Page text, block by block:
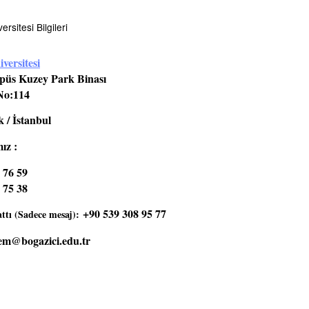
Bilgileri
Kuzey Park Binası
/ İstanbul
:
59
38
(Sadece mesaj): +90 539 308 95 77